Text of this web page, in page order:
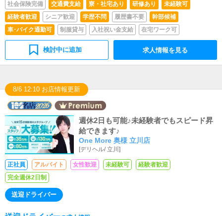
社会保険完備
交通費支給 寮・社宅あり 研修あり
未経験可
経験者歓迎
シニア歓迎 学歴不問 履歴書不要
幹部候補
車･バイク通勤可
制服貸与 入社祝い金支給 在宅ワーク可
検討中に追加 求人情報を見る
8/6 12:10 お店情報更新
週休2日も可能♪未経験者でもスピード昇
給できます♪
One More 奥様 立川店
[デリヘル/ 立川]
正社員 アルバイト 女性歓迎 未経験可
経験者歓迎
完全週休2日制
送迎ドライバー